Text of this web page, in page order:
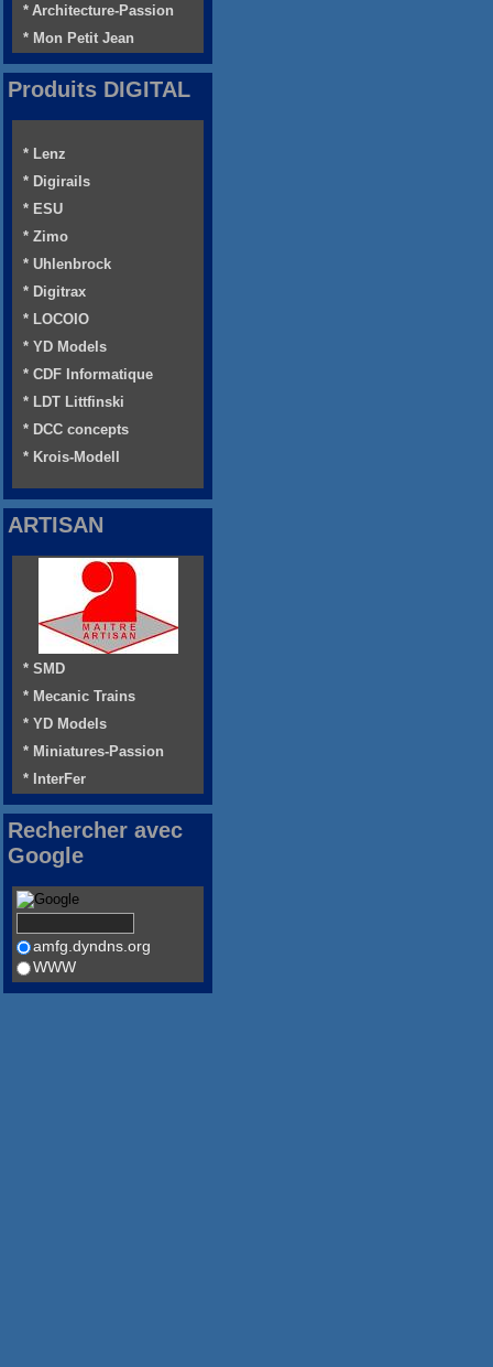
* Architecture-Passion
* Mon Petit Jean
Produits DIGITAL
* Lenz
* Digirails
* ESU
* Zimo
* Uhlenbrock
* Digitrax
* LOCOIO
* YD Models
* CDF Informatique
* LDT Littfinski
* DCC concepts
* Krois-Modell
ARTISAN
* SMD
* Mecanic Trains
* YD Models
* Miniatures-Passion
* InterFer
Rechercher avec
Google
amfg.dyndns.org
WWW